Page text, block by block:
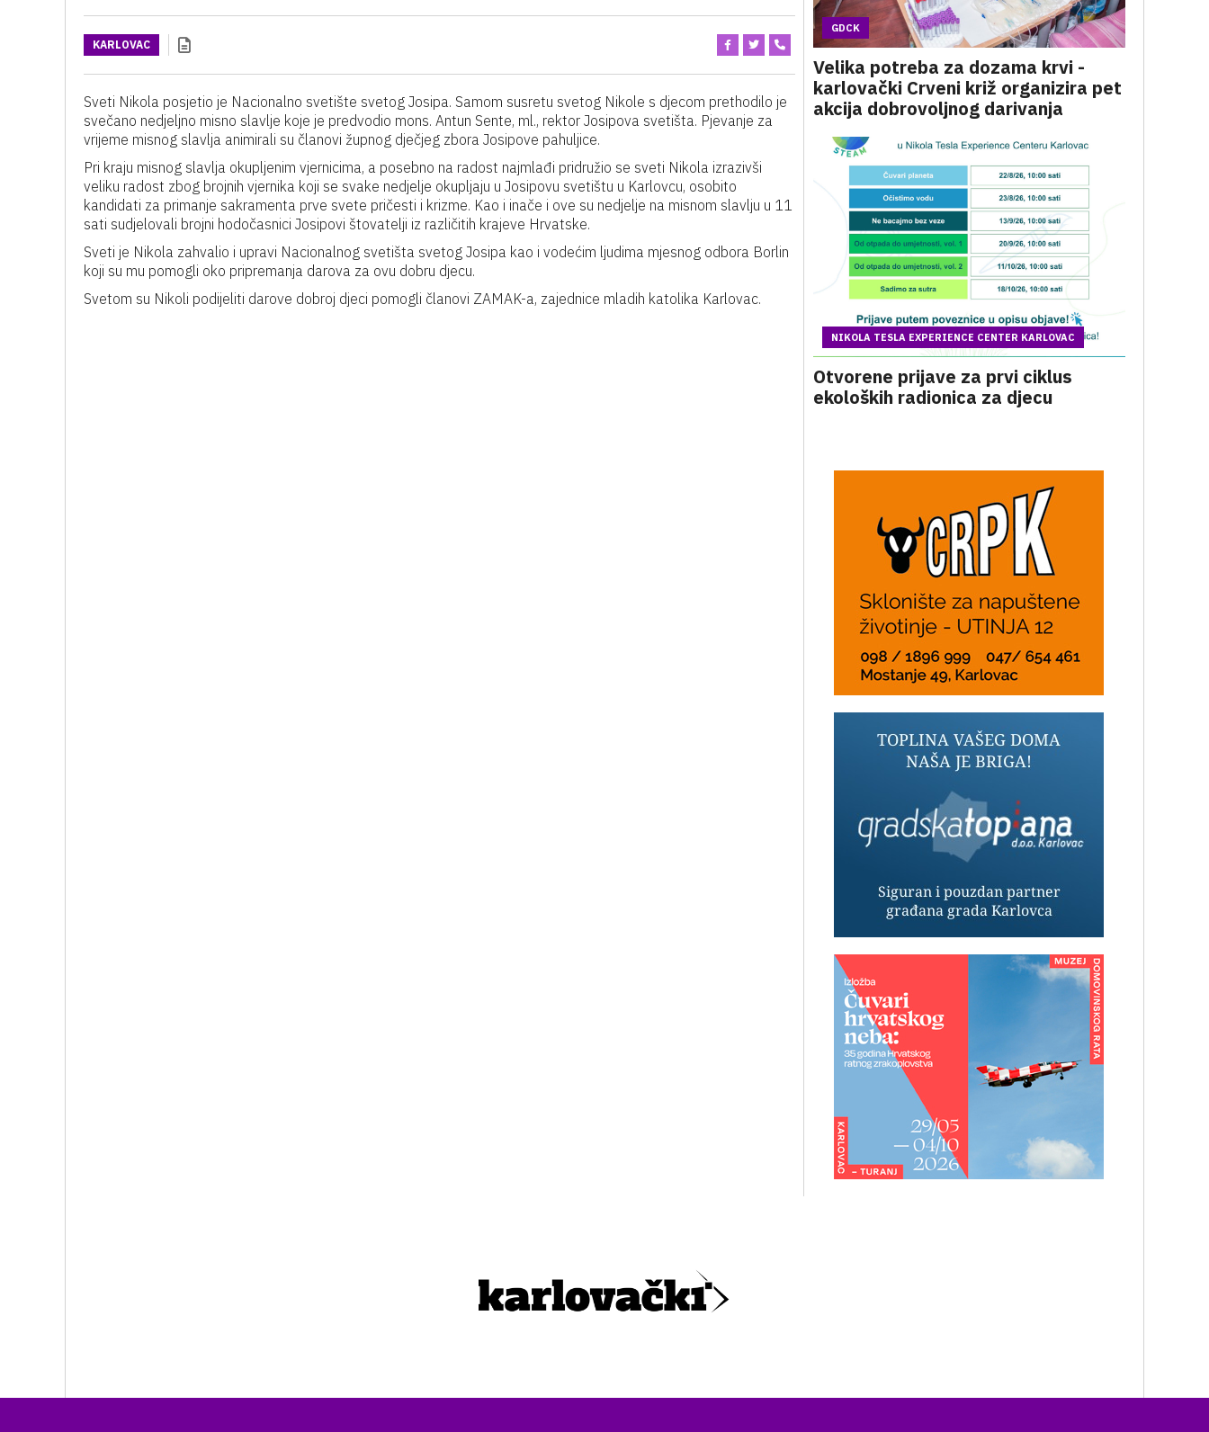
KARLOVAC
Sveti Nikola posjetio je Nacionalno svetište svetog Josipa. Samom susretu svetog Nikole s djecom prethodilo je
svečano nedjeljno misno slavlje koje je predvodio mons. Antun Sente, ml., rektor Josipova svetišta. Pjevanje za
vrijeme misnog slavlja animirali su članovi župnog dječjeg zbora Josipove pahuljice.
Pri kraju misnog slavlja okupljenim vjernicima, a posebno na radost najmlađi pridružio se sveti Nikola izrazivši
veliku radost zbog brojnih vjernika koji se svake nedjelje okupljaju u Josipovu svetištu u Karlovcu, osobito
kandidati za primanje sakramenta prve svete pričesti i krizme. Kao i inače i ove su nedjelje na misnom slavlju u 11
sati sudjelovali brojni hodočasnici Josipovi štovatelji iz različitih krajeve Hrvatske.
Sveti je Nikola zahvalio i upravi Nacionalnog svetišta svetog Josipa kao i vodećim ljudima mjesnog odbora Borlin
koji su mu pomogli oko pripremanja darova za ovu dobru djecu.
Svetom su Nikoli podijeliti darove dobroj djeci pomogli članovi ZAMAK-a, zajednice mladih katolika Karlovac.
GDCK
Velika potreba za dozama krvi -
karlovački Crveni križ organizira pet
akcija dobrovoljnog darivanja
NIKOLA TESLA EXPERIENCE CENTER KARLOVAC
Otvorene prijave za prvi ciklus
ekoloških radionica za djecu